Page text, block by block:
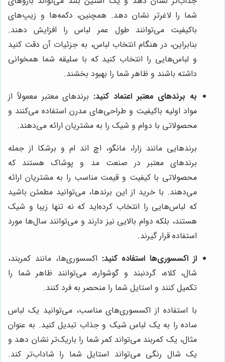
شما را لاغرتر نشان دهد. همچنین، دکمه‌ها و زیپ‌های
باکیفیت می‌توانند طول عمر لباس را افزایش دهند.
بنابراین، در هنگام انتخاب لباس، به جزئیات آن دقت کنید
و لباس‌هایی را انتخاب کنید که با سلیقه شما همخوانی
داشته باشند و ظاهر شما را بهبود بخشند.
به برندهای معتبر اعتماد کنید: برندهای معتبر معمولاً از
مواد اولیه باکیفیت و طراحی‌های مدرن استفاده می‌کنند و
محصولاتی با دوام و شیک را به مشتریان ارائه می‌دهند.
برندهایی مانند زارا، مانگو، اچ اند ام و برشکا از جمله
برندهای معتبر در صنعت مد و پوشاک هستند که
محصولاتی با کیفیت و قیمت مناسب را به مشتریان ارائه
می‌دهند. با خرید از این برندها، می‌توانید مطمئن باشید
که لباس‌هایی را انتخاب کرده‌اید که نه تنها زیبا و شیک
هستند، بلکه دوام بالایی نیز دارند و می‌توانند سال‌ها مورد
استفاده قرار گیرند.
از اکسسوری‌ها استفاده کنید: اکسسوری‌ها، مانند کمربند،
شال، کلاه، گردنبند و گوشواره، می‌توانند ظاهر شما را
تکمیل کنند و استایل شما را منحصر به فرد کنند.
با استفاده از اکسسوری‌های مناسب، می‌توانید یک لباس
ساده را به یک لباس شیک و جذاب تبدیل کنید. به عنوان
مثال، یک کمربند می‌تواند کمر شما را باریک‌تر نشان دهد و
یک شال رنگی می‌تواند استایل شما را شاداب‌تر کند.